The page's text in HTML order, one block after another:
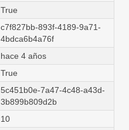
True
c7f827bb-893f-4189-9a71-
4bdca6b4a76f
hace 4 años
True
5c451b0e-7a47-4c48-a43d-
3b899b809d2b
10